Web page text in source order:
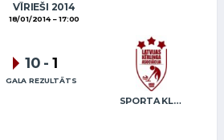
VĪRIEŠI 2014
18/01/2014 17:00
SPORTA KLUBS “OB” / REGŽA
10 - 1
GALA REZULTĀTS